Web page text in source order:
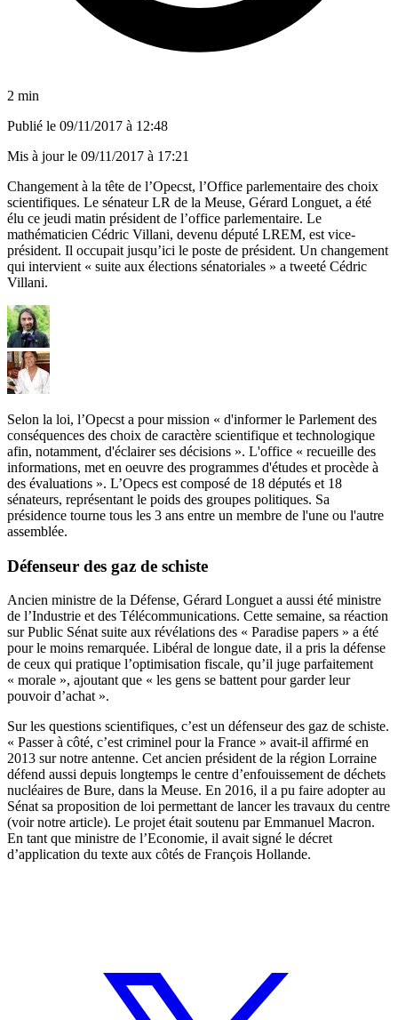
2 min
Publié le 09/11/2017 à 12:48
Mis à jour le 09/11/2017 à 17:21
Changement à la tête de l’Opecst, l’Office parlementaire des choix
scientifiques. Le sénateur LR de la Meuse, Gérard Longuet, a été
élu ce jeudi matin président de l’office parlementaire. Le
mathématicien Cédric Villani, devenu député LREM, est vice-
président. Il occupait jusqu’ici le poste de président. Un changement
qui intervient « suite aux élections sénatoriales » a tweeté Cédric
Villani.
Selon la loi, l’Opecst a pour mission « d'informer le Parlement des
conséquences des choix de caractère scientifique et technologique
afin, notamment, d'éclairer ses décisions ». L'office « recueille des
informations, met en oeuvre des programmes d'études et procède à
des évaluations ». L’Opecs est composé de 18 députés et 18
sénateurs, représentant le poids des groupes politiques. Sa
présidence tourne tous les 3 ans entre un membre de l'une ou l'autre
assemblée.
Défenseur des gaz de schiste
Ancien ministre de la Défense, Gérard Longuet a aussi été ministre
de l’Industrie et des Télécommunications. Cette semaine, sa réaction
sur Public Sénat suite aux révélations des « Paradise papers » a été
pour le moins remarquée. Libéral de longue date, il a pris la défense
de ceux qui pratique l’optimisation fiscale, qu’il juge parfaitement
« morale », ajoutant que « les gens se battent pour garder leur
pouvoir d’achat ».
Sur les questions scientifiques, c’est un défenseur des gaz de schiste.
« Passer à côté, c’est criminel pour la France » avait-il affirmé en
2013 sur notre antenne. Cet ancien président de la région Lorraine
défend aussi depuis longtemps le centre d’enfouissement de déchets
nucléaires de Bure, dans la Meuse. En 2016, il a pu faire adopter au
Sénat sa proposition de loi permettant de lancer les travaux du centre
(voir notre article). Le projet était soutenu par Emmanuel Macron.
En tant que ministre de l’Economie, il avait signé le décret
d’application du texte aux côtés de François Hollande.